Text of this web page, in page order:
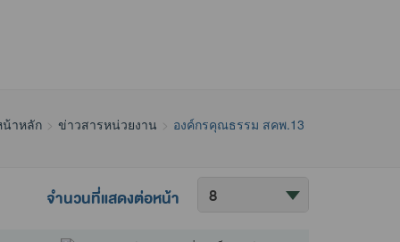
าหลัก ข่าวสารหน่วยงาน องค์กรคุณธรรม สคพ.13
จำนวนที่แสดงต่อหน้า